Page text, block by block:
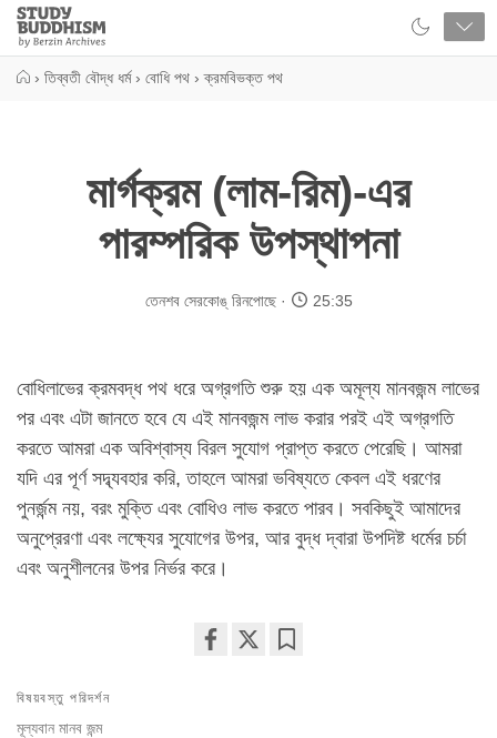
Close
Study
Buddhism
› তিব্বতী বৌদ্ধ ধর্ম › বোধি পথ ›ক্রমবিভক্ত পথ
মার্গক্রম (লাম-রিম)-এর
পারম্পরিক উপস্থাপনা
তেনশব সেরকোঙ্‌ রিনপোছে 25:35
বোধিলাভের ক্রমবদ্ধ পথ ধরে অগ্রগতি শুরু হয় এক অমূল্য মানবজন্ম লাভের
পর এবং এটা জানতে হবে যে এই মানবজন্ম লাভ করার পরই এই অগ্রগতি
করতে আমরা এক অবিশ্বাস্য বিরল সুযোগ প্রাপ্ত করতে পেরেছি। আমরা
যদি এর পূর্ণ সদ্ব্যবহার করি, তাহলে আমরা ভবিষ্যতে কেবল এই ধরণের
পুনর্জন্ম নয়, বরং মুক্তি এবং বোধিও লাভ করতে পারব। সবকিছুই আমাদের
অনুপ্রেরণা এবং লক্ষ্যের সুযোগের উপর, আর বুদ্ধ দ্বারা উপদিষ্ট ধর্মের চর্চা
এবং অনুশীলনের উপর নির্ভর করে।
বিষয়বস্তু পরিদর্শন
মূল্যবান মানব জন্ম